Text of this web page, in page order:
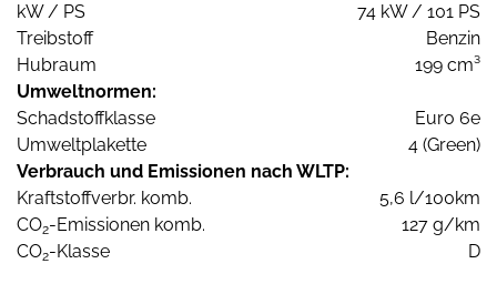
kW / PS
74 kW / 101 PS
Treibstoff
Benzin
Hubraum
199 cm³
Umweltnormen:
Schadstoffklasse
Euro 6e
Umweltplakette
4 (Green)
Verbrauch und Emissionen nach WLTP:
Kraftstoffverbr. komb.
5,6 l/100km
CO2-Emissionen komb.
127 g/km
CO2-Klasse D